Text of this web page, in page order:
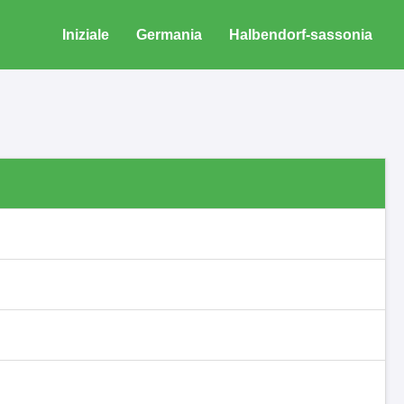
Iniziale Germania Halbendorf-sassonia